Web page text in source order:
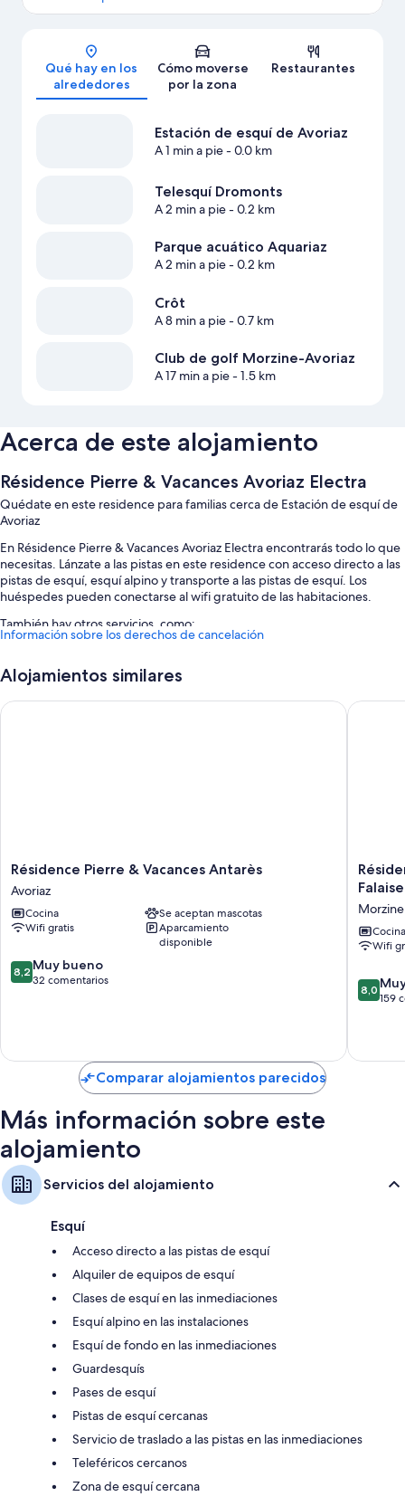
Mapa
Qué hay en los
alrededores
Cómo moverse
por la zona
Restaurantes
Estación de esquí de Avoriaz
A 1 min a pie- 0.0 km
Telesquí Dromonts
A 2 min a pie- 0.2 km
Parque acuático Aquariaz
A 2 min a pie- 0.2 km
Crôt
A 8 min a pie- 0.7 km
Club de golf Morzine-Avoriaz
A 17 min a pie- 1.5 km
Acerca de este alojamiento
Résidence Pierre & Vacances Avoriaz Electra
Quédate en este residence para familias cerca de Estación de esquí de
Avoriaz
En Résidence Pierre & Vacances Avoriaz Electra encontrarás todo lo que
necesitas. Lánzate a las pistas en este residence con acceso directo a las
pistas de esquí, esquí alpino y transporte a las pistas de esquí. Los
huéspedes pueden conectarse al wifi gratuito de las habitaciones.
También hay otros servicios, como:
para coches y un parque acuático (de pago)
Tronas y cunas
Bañeras o duchas y artículos de higiene personal gratuitos
Balcones, cocinas básicas y frigoríficos
Información sobre los derechos de cancelación
Alojamientos similares
Résidence
Pierre
&
Vacances
Antarès
Résidence Pierre & Vacances Antarès
Avoriaz
Cocina
Se aceptan mascotas
Wifi gratis
Aparcamiento
disponible
8.2
sobre
8,2 Muy bueno
32 comentarios
Résidence Pierre & Vacances Antarès
Pierre
Avoriaz
Saskia
Morzine
Falaise
Morzine
Cocina
Wifi
8.0
sobre
159
8,0
159
Comparar alojamientos parecidos
Más información sobre este
alojamiento
Servicios del alojamiento
Esquí
Acceso directo a las pistas de esquí
Alquiler de equipos de esquí
Clases de esquí en las inmediaciones
Esquí alpino en las instalaciones
Esquí de fondo en las inmediaciones
Guardesquís
Pases de esquí
Pistas de esquí cercanas
Servicio de traslado a las pistas en las inmediaciones
Teleféricos cercanos
Zona de esquí cercana